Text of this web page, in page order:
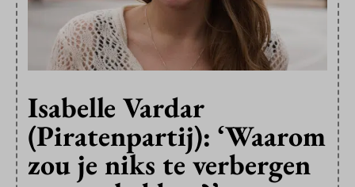
Isabelle Vardar
(Piratenpartij): ‘Waarom
zou je niks te verbergen